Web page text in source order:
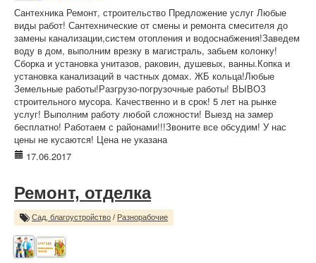
Сантехника Ремонт, строительство Предложение услуг Любые
виды работ! Сантехнические от смены и ремонта смесителя до
замены канализации,систем отопления и водоснабжения!Заведем
воду в дом, выполним врезку в магистраль, забьем колонку!
Сборка и установка унитазов, раковин, душевых, ванны.Копка и
установка канализаций в частных домах. ЖБ кольца!Любые
Земельные работы!Разгрузо-погрузочные работы! ВЫВОЗ
строительного мусора. Качественно и в срок! 5 лет на рынке
услуг! Выполним работу любой сложности! Выезд на замер
бесплатно! Работаем с районами!!!Звоните все обсудим! У нас
цены не кусаются! Цена не указана
17.06.2017
Ремонт, отделка
Сад, благоустройство / Разнорабочие